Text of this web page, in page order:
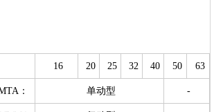
16 20 25 32 40 50 63
： 单动型 -